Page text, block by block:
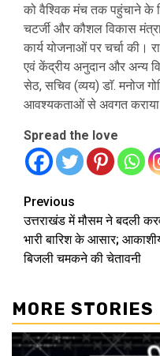
को वैश्विक मंच तक पहुंचाने के
चटर्जी और कौशल विकास
कार्य योजनाओं पर चर्चा की।
एवं केंद्रीय अनुदान और अन्य
सेठ, सचिव (व्यय) डाॅ. मनोज
आवश्यकताओं से अवगत
Spread the love
Continue
Reading
Previous
उत्तराखंड में मौसम ने बदली
भारी बार‍िश के आसार;
बिजली चमकने की चेतावनी
MORE STORIES